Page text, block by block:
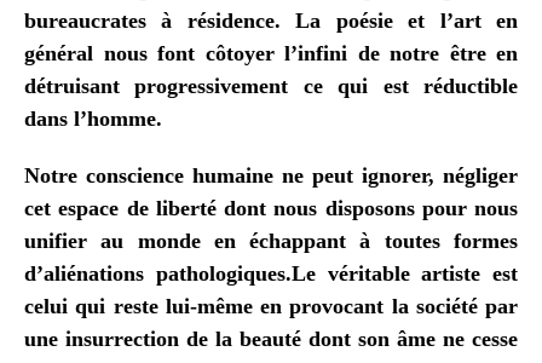
bureaucrates à résidence. La poésie et l’art en
général nous font côtoyer l’infini de notre être en
détruisant progressivement ce qui est réductible
dans l’homme.
Notre conscience humaine ne peut ignorer, négliger
cet espace de liberté dont nous disposons pour nous
unifier au monde en échappant à toutes formes
d’aliénations pathologiques.Le véritable artiste est
celui qui reste lui-même en provocant la société par
une insurrection de la beauté dont son âme ne cesse